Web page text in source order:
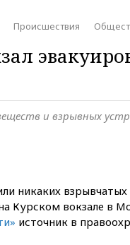
Происшествия
и взрывных
никаких
Курском вокзале в
источник в